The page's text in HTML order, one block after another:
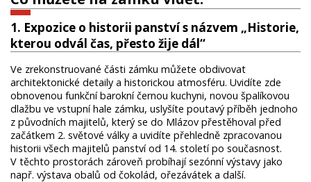
1. Expozice o historii panství s názvem „Historie,
kterou odvál čas, přesto žije dál“
Ve zrekonstruované části zámku můžete obdivovat
architektonické detaily a historickou atmosféru. Uvidíte zde
obnovenou funkční barokní černou kuchyni, novou špalíkovou
dlažbu ve vstupní hale zámku, uslyšíte poutavý příběh jednoho
z původních majitelů, který se do Mlázov přestěhoval před
začátkem 2. světové války a uvidíte přehledně zpracovanou
historii všech majitelů panství od 14. století po současnost.
V těchto prostorách zároveň probíhají sezónní výstavy jako
např. výstava obalů od čokolád, ořezávátek a další.